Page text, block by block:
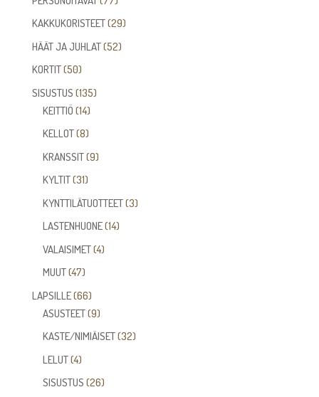
tuotetta
KAKKUKORISTEET 2929
HÄÄT JA JUHLAT 5252
KORTIT 5050
tuotetta
SISUSTUS 135135
KEITTIÖ 1414
tuotetta
KELLOT 88
tuotetta
KRANSSIT 99
KYLTIT 3131
tuotetta
KYNTTILÄTUOTTEET 33
LASTENHUONE 1414
VALAISIMET 44
MUUT 4747
tuotetta
LAPSILLE 6666
tuotetta
ASUSTEET 99
tuotetta
KASTE/NIMIÄISET 3232
LELUT 44
tuotetta
SISUSTUS 2626